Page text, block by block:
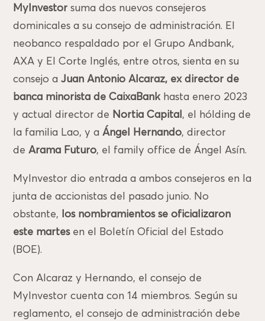
MyInvestorsuma dos nuevos consejeros
dominicales a su consejo de administración. El
neobanco respaldado por el Grupo Andbank,
AXA y El Corte Inglés, entre otros, sienta en su
consejo aJuan Antonio Alcaraz, ex director de
banca minorista de CaixaBank hasta enero 2023
y actual director de Nortia Capital, el hólding de
la familia Lao, y aÁngel Hernando, director
deArama Futuro, el family office de Ángel Asín.
MyInvestor dio entrada a ambos consejeros en la
junta de accionistas del pasado junio. No
obstante, los nombramientos se oficializaron
este martesen el Boletín Oficial del Estado
(BOE).
Con Alcaraz y Hernando, el consejo de
MyInvestor cuenta con 14 miembros. Según su
reglamento, el consejo de administración debe